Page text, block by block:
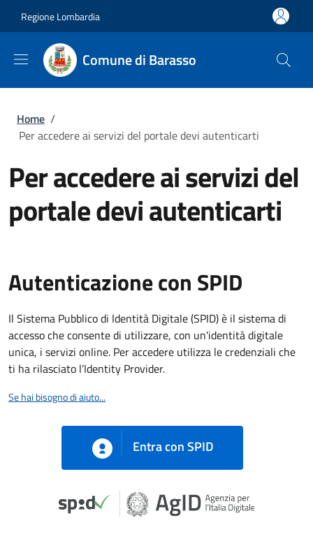
Regione Lombardia
Comune di Barasso
Briciole di pane
Home /
Per accedere ai servizi del portale devi autenticarti
Per accedere ai servizi del
portale devi autenticarti
Autenticazione con SPID
Il Sistema Pubblico di Identità Digitale (SPID) è il sistema di
accesso che consente di utilizzare, con un'identità digitale
unica, i servizi online. Per accedere utilizza le credenziali che
ti ha rilasciato l’Identity Provider.
Se hai bisogno di aiuto...
Entra con SPID